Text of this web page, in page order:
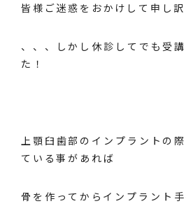
皆様ご迷惑をおかけして申し訳
、、、しかし休診してでも受
た！
上顎臼歯部のインプラントの
ている事があれば
骨を作ってからインプラント